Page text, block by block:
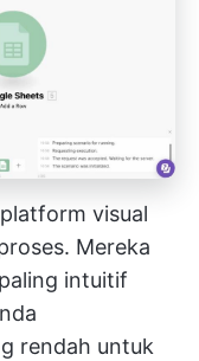
visual
Mereka
intuitif
rendah untuk